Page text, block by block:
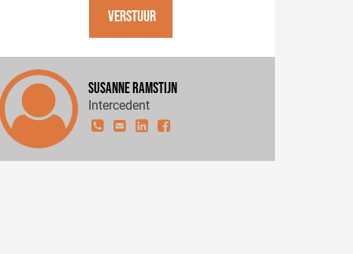
Susanne Ramstijn
Intercedent
Verstuur